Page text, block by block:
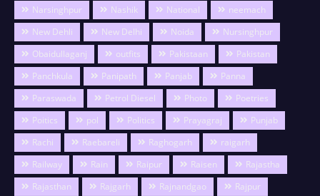
Narsinghpur
Nashik National
neemach
New Dehli
New Delhi Noida
Nursinghpur
Obaidullaganj
outfits Pakistaan
Pakistan
Panchkula
Panipath Panjab
Panna
Paraswada
Petrol Diesel Photo
Poetries
Poitics
pol Politics Prayagraj
Punjab
Rachi
Raebareli Raghogarh
raigarh
Railway
Rain Raipur Raisen
Rajastha
Rajasthan
Rajgarh Rajnandgao
Rajpur